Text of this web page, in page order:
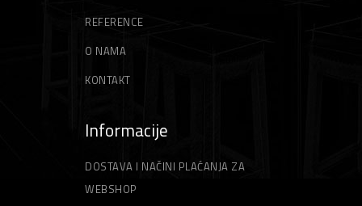
REFERENCE
O NAMA
KONTAKT
Informacije
DOSTAVA I NAČINI PLAĆANJA ZA
WEBSHOP